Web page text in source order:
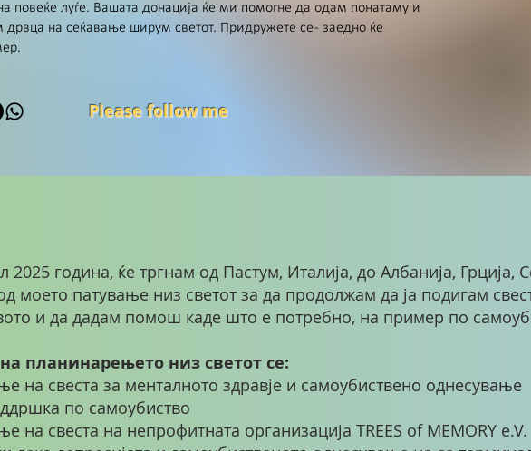
повеќе луѓе. Вашата донација ќе ми помогне да одам понатаму и
дрвца на сеќавање ширум светот. Придружете се - заедно ќе
Please follow me
2025 година, ќе тргнам од Пастум, Италија, до Албанија, Грција,
моето патување низ светот за да продолжам да ја подигам
и да дадам помош каде што е потребно, на пример по
планинарењето низ светот се:
на свеста за менталното здравје и самоубиствено однесување
по самоубиство
на свеста на непрофитната организација TREES of MEMORY e.V.